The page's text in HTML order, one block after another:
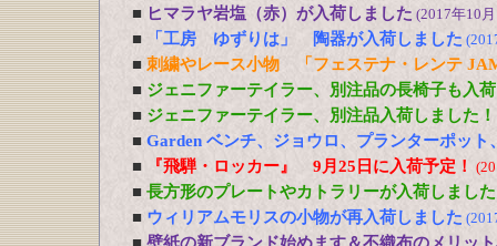
■ ヒマラヤ岩塩（赤）が入荷しました (2017年10
■ 「工房 ゆずりは」 陶器が入荷しました
■ 刺繍やレース小物 「フェステナ・レンテ
■ ジェニファーテイラー、別注品の長椅子も入
■ ジェニファーテイラー、別注品入荷しました！
■ Garden ベンチ、ジョウロ、プランターポット
■
『飛騨・ロッカー』 9月25日に入荷予定！
■ 長方形のプレートやカトラリーが入荷しました
■ ウィリアムモリスの小物が再入荷しました